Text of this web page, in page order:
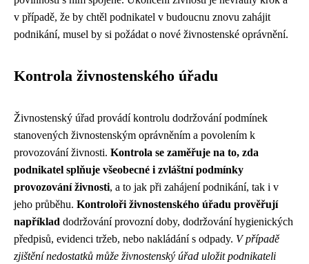
v případě, že by chtěl podnikatel v budoucnu znovu zahájit
podnikání, musel by si požádat o nové živnostenské oprávnění.
Kontrola živnostenského úřadu
Živnostenský úřad provádí kontrolu dodržování podmínek
stanovených živnostenským oprávněním a povolením k
provozování živnosti. Kontrola se zaměřuje na to, zda
podnikatel splňuje všeobecné i zvláštní podmínky
provozování živnosti, a to jak při zahájení podnikání, tak i v
jeho průběhu. Kontroloři živnostenského úřadu prověřují
například dodržování provozní doby, dodržování hygienických
předpisů, evidenci tržeb, nebo nakládání s odpady. V případě
zjištění nedostatků může živnostenský úřad uložit podnikateli